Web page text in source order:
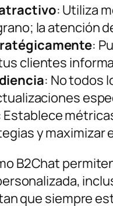
: Utiliza
la atención
:
clientes
: No todos
Establece
y maximizar
B2Chat
que siempre